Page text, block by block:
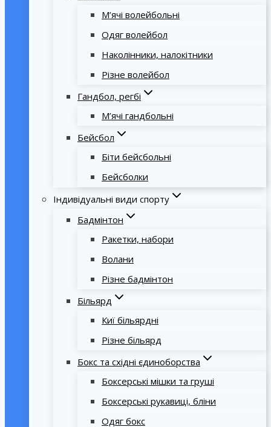
М’ячі волейбольні
Одяг волейбол
Наколінники, налокітники
Різне волейбол
Гандбол, регбі
М’ячі гандбольні
Бейсбол
Біти бейсбольні
Бейсболки
Індивідуальні види спорту
Бадмінтон
Ракетки, набори
Волани
Різне бадмінтон
Більярд
Киї більярдні
Різне більярд
Бокс та східні єдиноборства
Боксерські мішки та груші
Боксерські рукавиці, бліни
Одяг бокс